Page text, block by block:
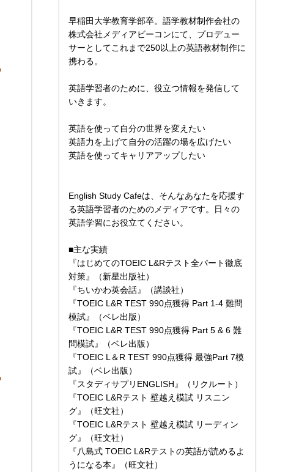
早稲田大学教育学部卒。語学教材制作会社の
株式会社メディアビーコンにて、プロデュー
サーとしてこれまで250以上の英語教材制作に
携わる。
英語学習者のために、役立つ情報を発信して
いきます。
英語を使って自分の世界を変えたい
英語力を上げて自分の活躍の場を広げたい
英語を使ってキャリアアップしたい
English Study Cafeは、そんなあなたを応援す
る英語学習者のためのメディアです。日々の
英語学習にお役立てください。
■主な実績
『はじめてのTOEIC L&Rテスト全パート徹底
対策』（新星出版社）
『ちいかわ英会話』（講談社）
『TOEIC L&R TEST 990点獲得 Part 1-4 難問
模試』（ベレ出版）
『TOEIC L&R TEST 990点獲得 Part 5 & 6 難
問模試』（ベレ出版）
『TOEIC L＆R TEST 990点獲得 最強Part 7模
試』（ベレ出版）
『スタディサプリENGLISH』（リクルート）
『TOEIC L&Rテスト 壁越え模試 リスニン
グ』（旺文社）
『TOEIC L&Rテスト 壁越え模試 リーディン
グ』（旺文社）
『八島式 TOEIC L&Rテストの英語が読めるよ
うになる本』（旺文社）